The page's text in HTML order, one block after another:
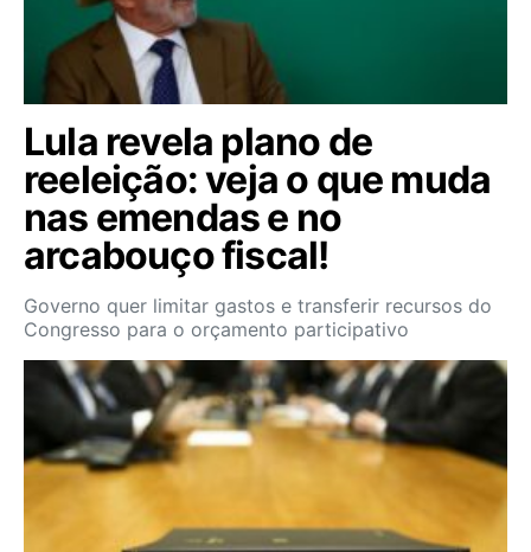
Lula revela plano de
reeleição: veja o que muda
nas emendas e no
arcabouço fiscal!
Governo quer limitar gastos e transferir recursos do
Congresso para o orçamento participativo